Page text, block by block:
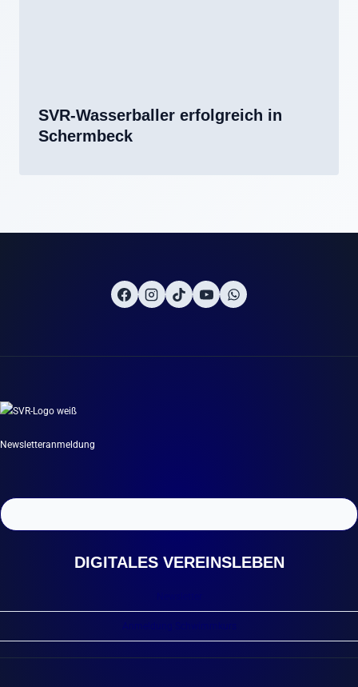
SVR-Wasserballer erfolgreich in
Schermbeck
Newsletteranmeldung
DIGITALES VEREINSLEBEN